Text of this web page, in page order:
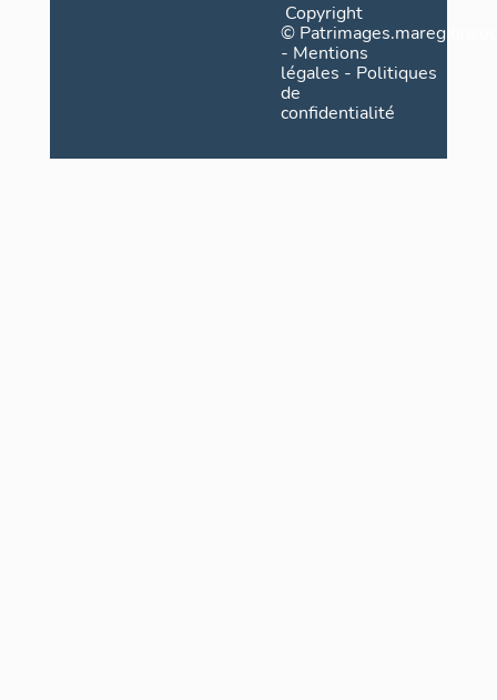
Copyright
©
- Mentions
légales - Politiques
de
confidentialité